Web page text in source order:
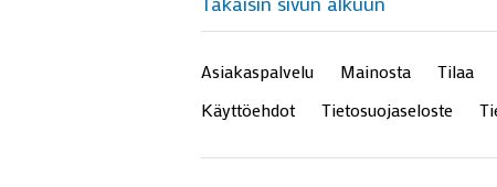
Takaisin sivun alkuun
Asiakaspalvelu Mainosta
Tilaa